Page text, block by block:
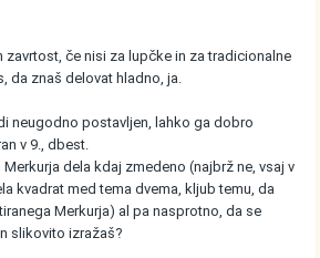
zavrtost, če nisi za lupčke in za tradicionalne
da znaš delovat hladno, ja.
neugodno postavljen, lahko ga dobro
v 9., dbest.
dela kdaj zmedeno (najbrž ne, vsaj v
kvadrat med tema dvema, kljub temu, da
Merkurja) al pa nasprotno, da se
slikovito izražaš?